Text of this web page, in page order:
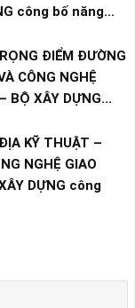
công bố năng...
ĐIỂM ĐƯỜNG
CÔNG NGHỆ
BỘ XÂY DỰNG...
KỸ THUẬT –
NGHỆ GIAO
DỰNG công